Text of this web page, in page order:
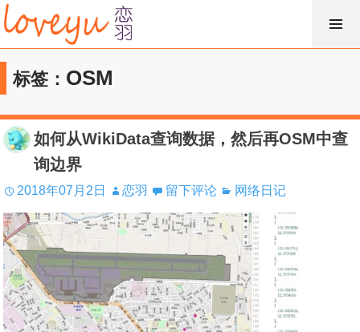
跳
过
内
容标签： OSM
如何从WikiData查询数据，然后再OSM中查
询边界
2018年07月2日 恋羽 留下评论 网络日记